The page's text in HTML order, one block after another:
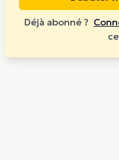
Déjà abonné ?